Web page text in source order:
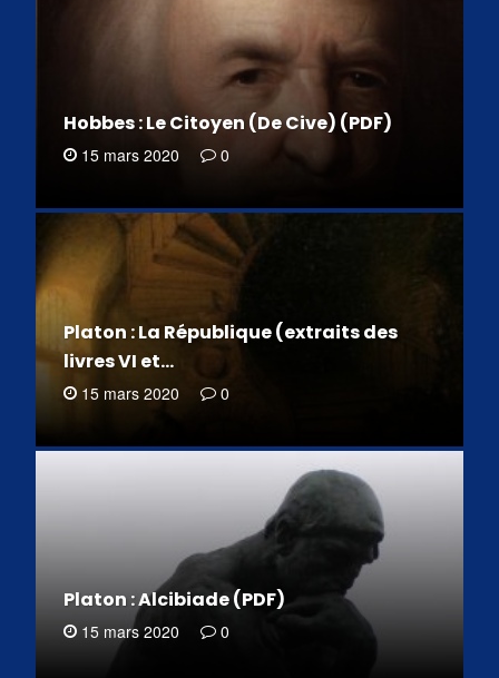
Hobbes : Le Citoyen (De Cive) (PDF)
15 mars 2020 0
Platon : La République (extraits des
livres VI et…
15 mars 2020 0
Platon : Alcibiade (PDF)
15 mars 2020 0